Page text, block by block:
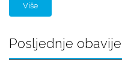
Više
Posljednje